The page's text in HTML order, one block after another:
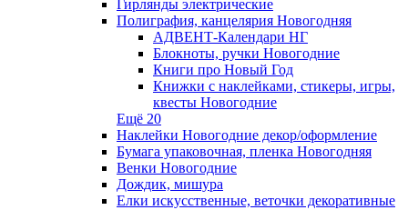
Гирлянды электрические
Полиграфия, канцелярия Новогодняя
АДВЕНТ-Календари НГ
Блокноты, ручки Новогодние
Книги про Новый Год
Книжки с наклейками, стикеры, игры,
квесты Новогодние
Ещё 20
Наклейки Новогодние декор/оформление
Бумага упаковочная, пленка Новогодняя
Венки Новогодние
Дождик, мишура
Елки искусственные, веточки декоративные